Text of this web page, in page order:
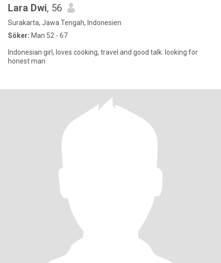
Lara Dwi, 56
Surakarta, Jawa Tengah, Indonesien
Söker: Man 52 - 67
Indonesian girl, loves cooking, travel and good talk. looking for
honest man